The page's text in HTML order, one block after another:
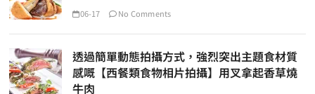
06-17 No Comments
透過簡單動態拍攝方式，強烈突出主題食材質
感嘅【西餐類食物相片拍攝】用叉拿起香草燒
牛肉